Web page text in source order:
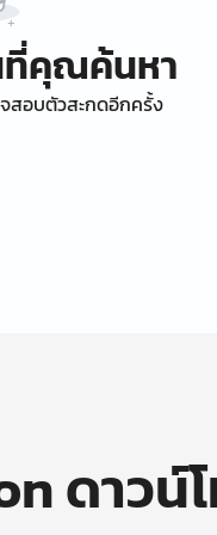
ที่คุณค้นหา
สอบตัวสะกดอีกครั้ง
ดาวน์